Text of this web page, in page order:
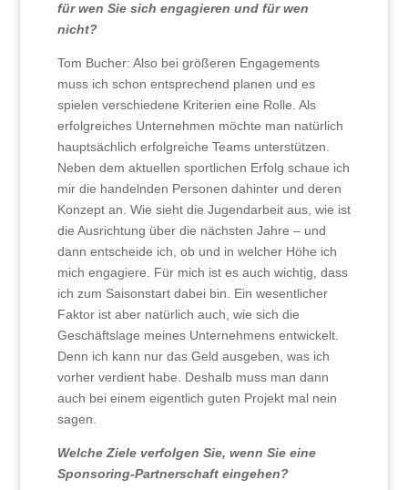
für wen Sie sich engagieren und für wen
nicht?
Tom Bucher: Also bei größeren Engagements
muss ich schon entsprechend planen und es
spielen verschiedene Kriterien eine Rolle. Als
erfolgreiches Unternehmen möchte man natürlich
hauptsächlich erfolgreiche Teams unterstützen.
Neben dem aktuellen sportlichen Erfolg schaue ich
mir die handelnden Personen dahinter und deren
Konzept an. Wie sieht die Jugendarbeit aus, wie ist
die Ausrichtung über die nächsten Jahre – und
dann entscheide ich, ob und in welcher Höhe ich
mich engagiere. Für mich ist es auch wichtig, dass
ich zum Saisonstart dabei bin. Ein wesentlicher
Faktor ist aber natürlich auch, wie sich die
Geschäftslage meines Unternehmens entwickelt.
Denn ich kann nur das Geld ausgeben, was ich
vorher verdient habe. Deshalb muss man dann
auch bei einem eigentlich guten Projekt mal nein
sagen.
Welche Ziele verfolgen Sie, wenn Sie eine
Sponsoring-Partnerschaft eingehen?